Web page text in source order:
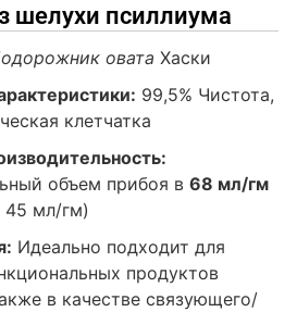
шелухи псиллиума
овата Хаски
99,5% Чистота,
клетчатка
объем прибоя в 68 мл/гм
45 мл/гм)
Идеально подходит для
продуктов
в качестве связующего/